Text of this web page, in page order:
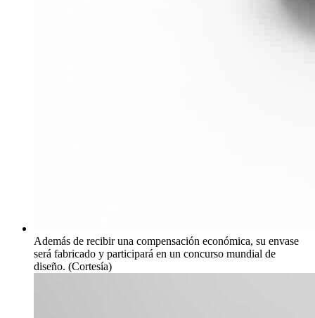
Además de recibir una compensación económica, su envase
será fabricado y participará en un concurso mundial de
diseño. (Cortesía)